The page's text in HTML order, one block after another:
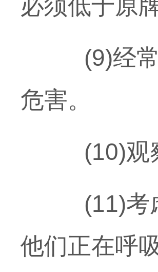
必须低于原
(9)经常
危害。
(10)观察
(11)考虑
他们正在呼